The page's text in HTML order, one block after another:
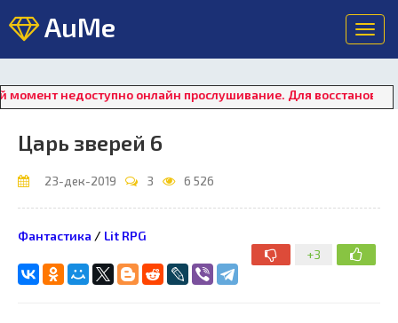
AuMe
недоступно онлайн прослушивание. Для восстановления
Царь зверей 6
23-дек-2019 3 6 526
+3
Фантастика / Lit RPG